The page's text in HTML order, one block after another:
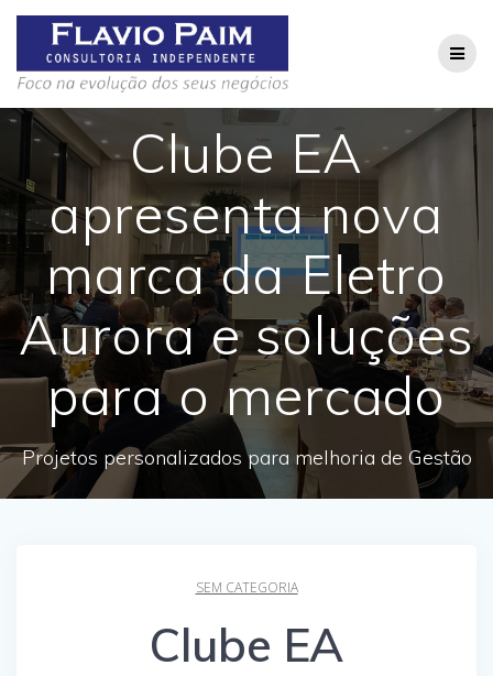
Skip
to
content
Clube EA
apresenta nova
marca da Eletro
Aurora e soluções
para o mercado
Projetos personalizados para melhoria de Gestão
SEM CATEGORIA
Clube EA